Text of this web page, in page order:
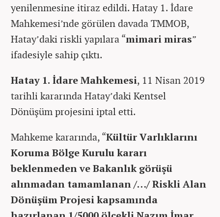
yenilenmesine itiraz edildi. Hatay 1. İdare
Mahkemesi’nde görülen davada TMMOB,
Hatay’daki riskli yapılara “mimari miras”
ifadesiyle sahip çıktı.
Hatay 1. İdare Mahkemesi, 11 Nisan 2019
tarihli kararında Hatay’daki Kentsel
Dönüşüm projesini iptal etti.
Mahkeme kararında, “Kültür Varlıklarını
Koruma Bölge Kurulu kararı
beklenmeden ve Bakanlık görüşü
alınmadan tamamlanan /…/ Riskli Alan
Dönüşüm Projesi kapsamında